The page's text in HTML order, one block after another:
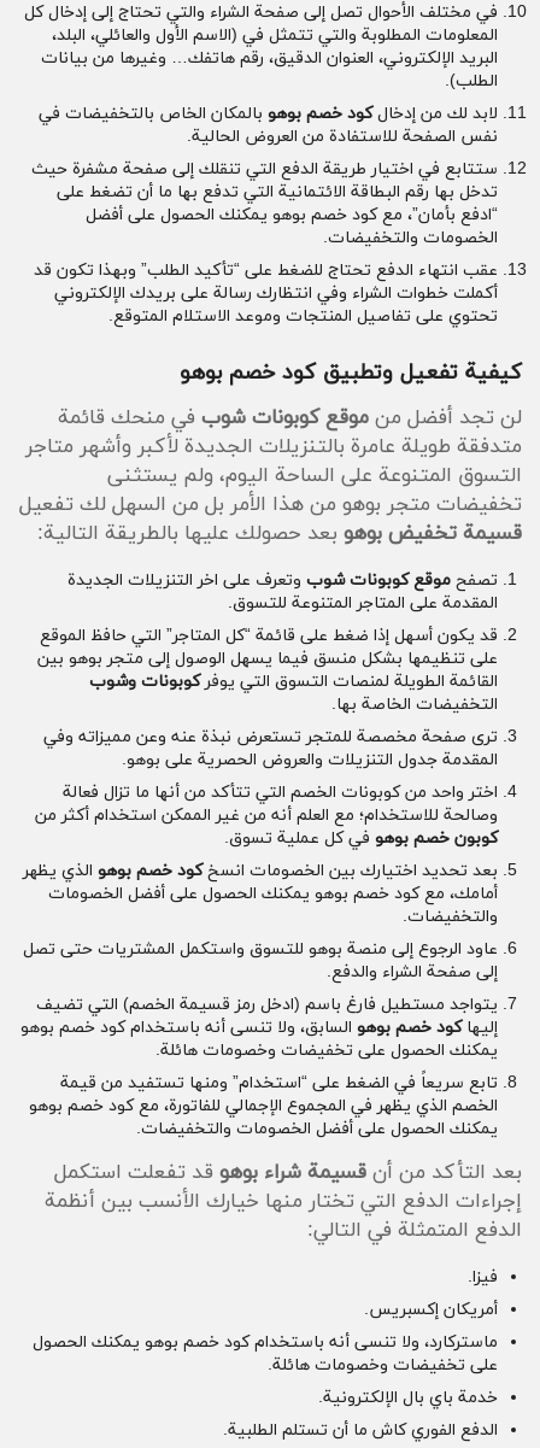
في مختلف الأحوال تصل إلى صفحة الشراء والتي تحتاج إلى إدخال كل
المعلومات المطلوبة والتي تتمثل في (الاسم الأول والعائلي، البلد،
البريد الإلكتروني، العنوان الدقيق، رقم هاتفك… وغيرها من بيانات
الطلب).
لابد لك من إدخالكود خصم بوهو بالمكان الخاص بالتخفيضات في
نفس الصفحة للاستفادة من العروض الحالية.
ستتابع في اختيار طريقة الدفع التي تنقلك إلى صفحة مشفرة حيث
تدخل بها رقم البطاقة الائتمانية التي تدفع بها ما أن تضغط على
“ادفع بأمان”، مع كود خصم بوهو يمكنك الحصول على أفضل
الخصومات والتخفيضات.
عقب انتهاء الدفع تحتاج للضغط على “تأكيد الطلب” وبهذا تكون قد
أكملت خطوات الشراء وفي انتظارك رسالة على بريدك الإلكتروني
تحتوي على تفاصيل المنتجات وموعد الاستلام المتوقع.
كيفية تفعيل وتطبيق كود خصم بوهو
لن تجد أفضل من موقع كوبونات شوب في منحك قائمة
متدفقة طويلة عامرة بالتنزيلات الجديدة لأكبر وأشهر متاجر
التسوق المتنوعة على الساحة اليوم، ولم يستثنى
تخفيضات متجر بوهو من هذا الأمر بل من السهل لك تفعيل
قسيمة تخفيض بوهو بعد حصولك عليها بالطريقة التالية:
تصفح موقع كوبونات شوب وتعرف على اخر التنزيلات الجديدة
المقدمة على المتاجر المتنوعة للتسوق.
قد يكون أسهل إذا ضغط على قائمة “كل المتاجر” التي حافظ الموقع
على تنظيمها بشكل منسق فيما يسهل الوصول إلى متجر بوهو بين
القائمة الطويلة لمنصات التسوق التي يوفركوبونات وشوب
التخفيضات الخاصة بها.
ترى صفحة مخصصة للمتجر تستعرض نبذة عنه وعن مميزاته وفي
المقدمة جدول التنزيلات والعروض الحصرية على بوهو.
اختر واحد من كوبونات الخصم التي تتأكد من أنها ما تزال فعالة
وصالحة للاستخدام؛ مع العلم أنه من غير الممكن استخدام أكثر من
كوبون خصم بوهو في كل عملية تسوق.
بعد تحديد اختيارك بين الخصومات انسخكود خصم بوهو الذي يظهر
أمامك، مع كود خصم بوهو يمكنك الحصول على أفضل الخصومات
والتخفيضات.
عاود الرجوع إلى منصة بوهو للتسوق واستكمل المشتريات حتى تصل
إلى صفحة الشراء والدفع.
يتواجد مستطيل فارغ باسم (ادخل رمز قسيمة الخصم) التي تضيف
إليهاكود خصم بوهو السابق، ولا تنسى أنه باستخدام كود خصم بوهو
يمكنك الحصول على تخفيضات وخصومات هائلة.
تابع سريعاً في الضغط على “استخدام” ومنها تستفيد من قيمة
الخصم الذي يظهر في المجموع الإجمالي للفاتورة، مع كود خصم بوهو
يمكنك الحصول على أفضل الخصومات والتخفيضات.
بعد التأكد من أن قسيمة شراء بوهو قد تفعلت استكمل
إجراءات الدفع التي تختار منها خيارك الأنسب بين أنظمة
الدفع المتمثلة في التالي:
فيزا.
أمريكان إكسبريس.
ماستركارد، ولا تنسى أنه باستخدام كود خصم بوهو يمكنك الحصول
على تخفيضات وخصومات هائلة.
خدمة باي بال الإلكترونية.
الدفع الفوري كاش ما أن تستلم الطلبية.